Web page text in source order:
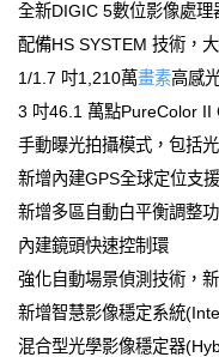
全新DIGIC 5數位影像處理
配備HS SYSTEM 技術，
1/1.7 吋1,210萬畫素高感
3 吋46.1 萬點PureColor II
手動曝光拍攝模式，包括
新增內建GPS全球定位支援
新增多區自動白平衡調整
內建鏡頭快速控制環
強化自動場景偵測技術，
新增智慧影像穩定系統
混合型光學影像穩定器